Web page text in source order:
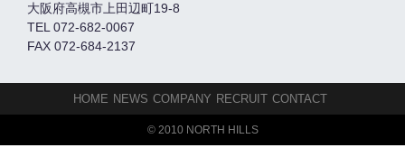
大阪府高槻市上田辺町19-8
TEL 072-682-0067
FAX 072-684-2137
HOME NEWS COMPANY RECRUIT CONTACT
© 2010 NORTH HILLS